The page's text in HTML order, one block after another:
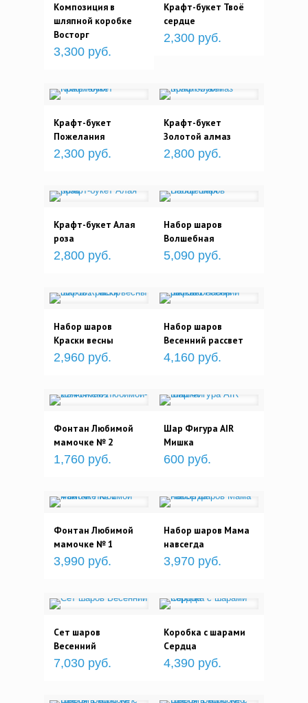
Композиция в
шляпной коробке
Восторг
3,300 руб.
Крафт-букет Твоё
сердце
2,300 руб.
Крафт-букет
Пожелания
2,300 руб.
Крафт-букет
Золотой алмаз
2,800 руб.
Крафт-букет Алая
роза
2,800 руб.
Набор шаров
Волшебная
5,090 руб.
Набор шаров
Краски весны
2,960 руб.
Набор шаров
Весенний рассвет
4,160 руб.
Фонтан Любимой
мамочке № 2
1,760 руб.
Шар Фигура AIR
Мишка
600 руб.
Фонтан Любимой
мамочке № 1
3,990 руб.
Набор шаров Мама
навсегда
3,970 руб.
Сет шаров
Весенний
7,030 руб.
Коробка с шарами
Сердца
4,390 руб.